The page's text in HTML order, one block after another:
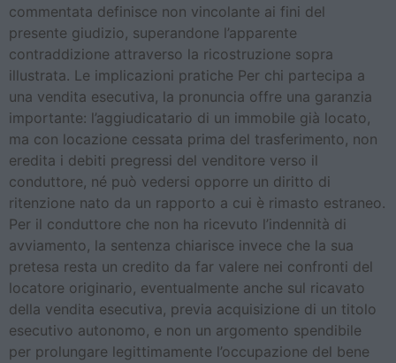
commentata definisce non vincolante ai fini del
presente giudizio, superandone l’apparente
contraddizione attraverso la ricostruzione sopra
illustrata. Le implicazioni pratiche Per chi partecipa a
una vendita esecutiva, la pronuncia offre una garanzia
importante: l’aggiudicatario di un immobile già locato,
ma con locazione cessata prima del trasferimento, non
eredita i debiti pregressi del venditore verso il
conduttore, né può vedersi opporre un diritto di
ritenzione nato da un rapporto a cui è rimasto estraneo.
Per il conduttore che non ha ricevuto l’indennità di
avviamento, la sentenza chiarisce invece che la sua
pretesa resta un credito da far valere nei confronti del
locatore originario, eventualmente anche sul ricavato
della vendita esecutiva, previa acquisizione di un titolo
esecutivo autonomo, e non un argomento spendibile
per prolungare legittimamente l’occupazione del bene